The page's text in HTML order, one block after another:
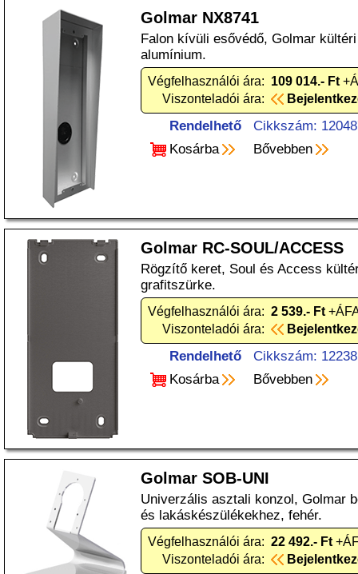
Golmar NX8741
Falon kívüli esővédő, Golmar
alumínium.
Végfelhasználói ára: 109 014.- Ft
Viszonteladói ára:
Rendelhető
Cikkszám:
Kosárba
Bővebben
Golmar RC-SOUL/ACCESS
Rögzítő keret, Soul és Access
grafitszürke.
Végfelhasználói ára: 2 539.- Ft
Viszonteladói ára:
Rendelhető
Cikkszám:
Kosárba
Bővebben
Golmar SOB-UNI
Univerzális asztali konzol, Golmar
és lakáskészülékekhez, fehér.
Végfelhasználói ára: 22 492.- Ft
Viszonteladói ára: